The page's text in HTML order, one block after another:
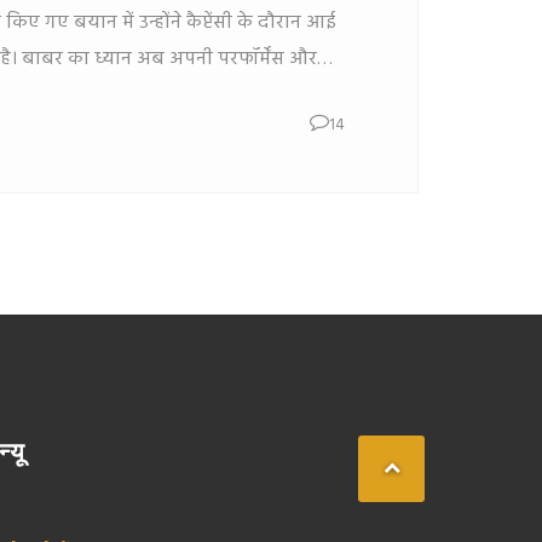
गए बयान में उन्होंने कैप्टेंसी के दौरान आई
बाबर का ध्यान अब अपनी परफॉर्मेंस और
14